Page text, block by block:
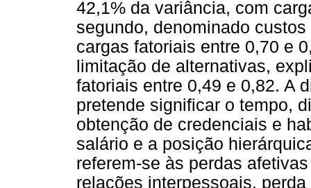
42,1% da variância, com
segundo, denominado
cargas fatoriais entre 0,70 e
limitação de alternativas,
fatoriais entre 0,49 e 0,82. A
pretende significar o tempo,
obtenção de credenciais e
salário e a posição
referem-se às perdas
relações interpessoais,